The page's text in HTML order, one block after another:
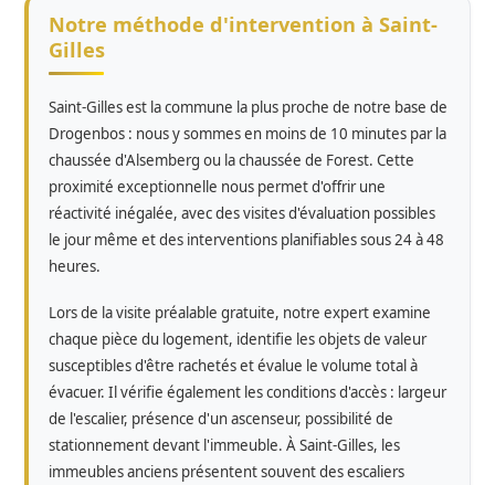
Notre méthode d'intervention à Saint-
Gilles
Saint-Gilles est la commune la plus proche de notre base de
Drogenbos : nous y sommes en moins de 10 minutes par la
chaussée d'Alsemberg ou la chaussée de Forest. Cette
proximité exceptionnelle nous permet d'offrir une
réactivité inégalée, avec des visites d'évaluation possibles
le jour même et des interventions planifiables sous 24 à 48
heures.
Lors de la visite préalable gratuite, notre expert examine
chaque pièce du logement, identifie les objets de valeur
susceptibles d'être rachetés et évalue le volume total à
évacuer. Il vérifie également les conditions d'accès : largeur
de l'escalier, présence d'un ascenseur, possibilité de
stationnement devant l'immeuble. À Saint-Gilles, les
immeubles anciens présentent souvent des escaliers